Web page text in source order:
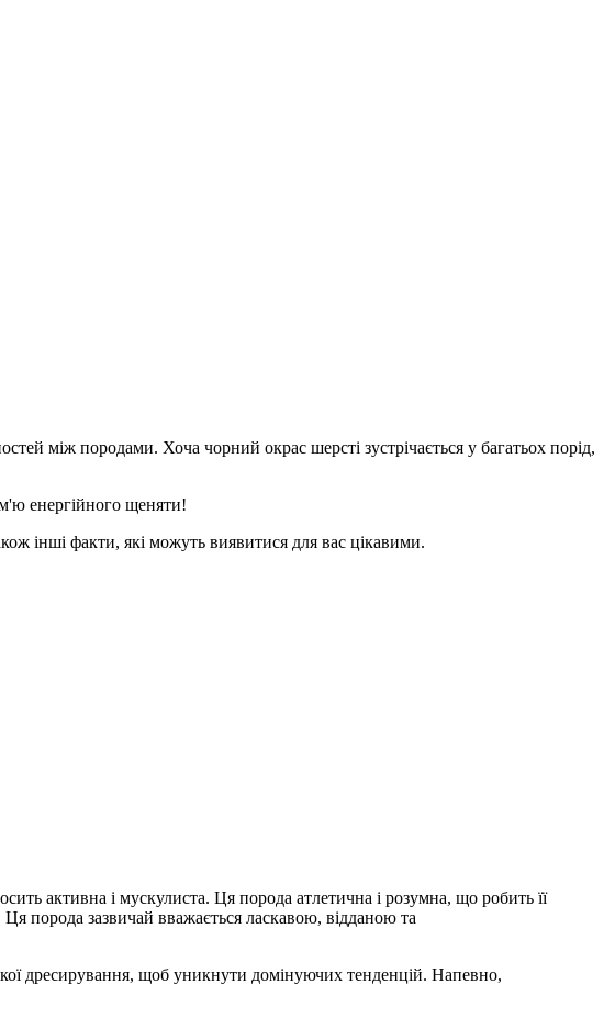
між породами. Хоча чорний окрас шерсті зустрічається у багатьох порід,
енергійного щеняти!
інші факти, які можуть виявитися для вас цікавими.
активна і мускулиста. Ця порода атлетична і розумна, що робить її
порода зазвичай вважається ласкавою, відданою та
дресирування, щоб уникнути домінуючих тенденцій. Напевно,